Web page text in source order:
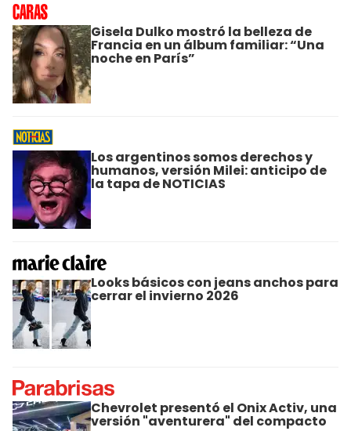
Gisela Dulko mostró la belleza de
Francia en un álbum familiar: “Una
noche en París”
Los argentinos somos derechos y
humanos, versión Milei: anticipo de
la tapa de NOTICIAS
Looks básicos con jeans anchos para
cerrar el invierno 2026
Chevrolet presentó el Onix Activ, una
versión "aventurera" del compacto